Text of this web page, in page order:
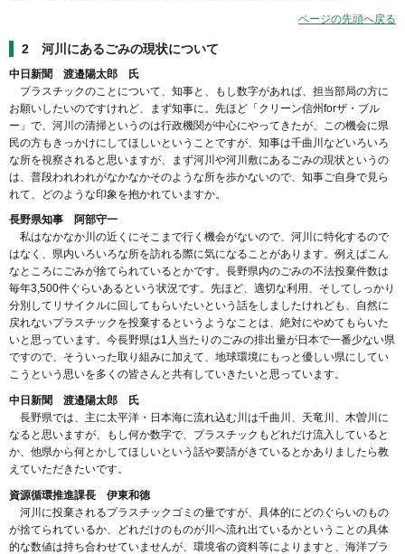
ページの先頭へ戻る
2 河川にあるごみの現状について
中日新聞 渡邉陽太郎 氏
プラスチックのことについて、知事と、もし数字があれば、担当部局の方に
お願いしたいのですけれど、まず知事に。先ほど「クリーン信州forザ・ブル
ー」で、河川の清掃というのは行政機関が中心にやってきたが、この機会に県
民の方もきっかけにしてほしいということですが、知事は千曲川などいろいろ
な所を視察されると思いますが、まず河川や河川敷にあるごみの現状というの
は、普段われわれがなかなかそのような所を歩かないので、知事ご自身で見ら
れて、どのような印象を抱かれていますか。
長野県知事 阿部守一
私はなかなか川の近くにそこまで行く機会がないので、河川に特化するので
はなく、県内いろいろな所を訪れる際に気になることがあります。例えばこん
なところにごみが捨てられているとかです。長野県内のごみの不法投棄件数は
毎年3,500件ぐらいあるという状況です。先ほど、適切な利用、そしてしっかり
分別してリサイクルに回してもらいたいという話をしましたけれども、自然に
戻れないプラスチックを投棄するというようなことは、絶対にやめてもらいた
いと思っています。今長野県は1人当たりのごみの排出量が日本で一番少ない県
ですので、そういった取り組みに加えて、地球環境にもっと優しい県にしてい
こうという思いを多くの皆さんと共有していきたいと思っています。
中日新聞 渡邉陽太郎 氏
長野県では、主に太平洋・日本海に流れ込む川は千曲川、天竜川、木曽川に
なると思いますが、もし何か数字で、プラスチックもどれだけ流入していると
か、他県から何とかしてほしいという話や要請がきているとかありましたら教
えていただきたいです。
資源循環推進課長 伊東和徳
河川に投棄されるプラスチックゴミの量ですが、具体的にどのぐらいのもの
が捨てられているか、どれだけのものが川へ流れ出ているかということの具体
的な数値は持ち合わせていませんが、環境省の資料等によりますと、海洋プラ